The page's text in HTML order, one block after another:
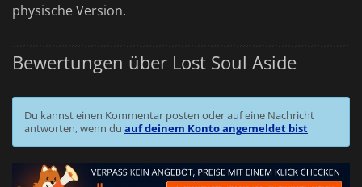
physische Version.
Bewertungen über Lost Soul Aside
Du kannst einen Kommentar posten oder auf eine Nachricht
antworten, wenn du auf deinem Konto angemeldet bist